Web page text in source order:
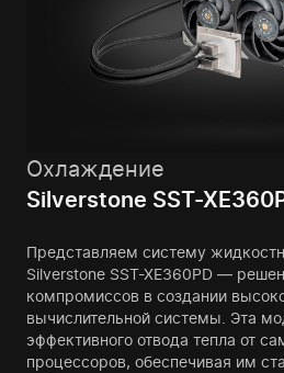
Охлаждение
Silverstone SST-
Представляем систему
Silverstone SST-XE360PD —
компромиссов в создании
вычислительной системы. Эта
эффективного отвода тепла от
процессоров, обеспечивая им